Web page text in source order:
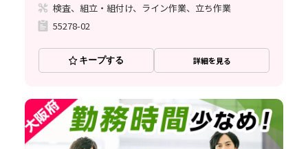
検査、組立・組付け、ライン作業、立ち作業
55278-02
キープする 詳細を見る